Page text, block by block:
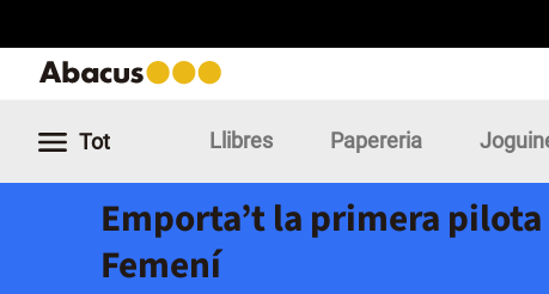
Tot Llibres Papereria
Emporta’t la primera
Femení